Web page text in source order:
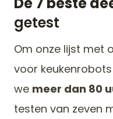
getest
Om onze lijst met
voor
we meer dan 80
testen van zeven